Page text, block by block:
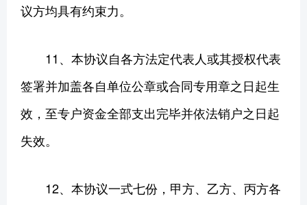
议方均具有约束力。
11、本协议自各方法定代表人或其授权代表
签署并加盖各自单位公章或合同专用章之日起生
效，至专户资金全部支出完毕并依法销户之日起
失效。
12、本协议一式七份，甲方、乙方、丙方各